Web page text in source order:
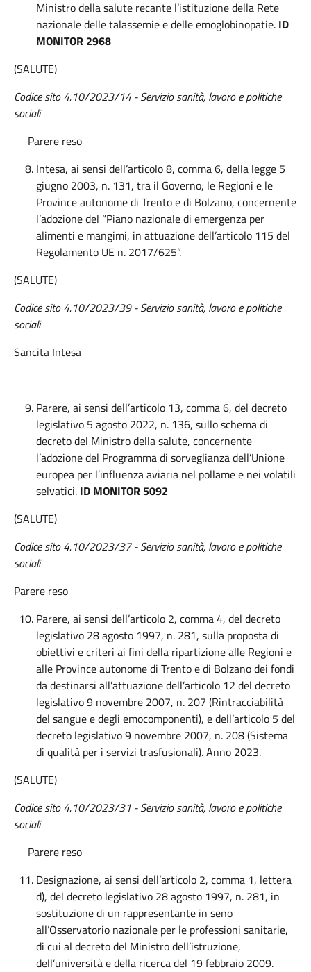
Ministro della salute recante l’istituzione della Rete
nazionale delle talassemie e delle emoglobinopatie. ID
MONITOR 2968
(SALUTE)
Codice sito 4.10/2023/14 - Servizio sanità, lavoro e politiche
sociali
Parere reso
Intesa, ai sensi dell’articolo 8, comma 6, della legge 5
giugno 2003, n. 131, tra il Governo, le Regioni e le
Province autonome di Trento e di Bolzano, concernente
l’adozione del “Piano nazionale di emergenza per
alimenti e mangimi, in attuazione dell’articolo 115 del
Regolamento UE n. 2017/625”.
(SALUTE)
Codice sito 4.10/2023/39- Servizio sanità, lavoro e politiche
sociali
Sancita Intesa
Parere, ai sensi dell’articolo 13, comma 6, del decreto
legislativo 5 agosto 2022, n. 136, sullo schema di
decreto del Ministro della salute, concernente
l’adozione del Programma di sorveglianza dell’Unione
europea per l’influenza aviaria nel pollame e nei volatili
selvatici. ID MONITOR 5092
(SALUTE)
Codice sito 4.10/2023/37- Servizio sanità, lavoro e politiche
sociali
Parere reso
Parere, ai sensi dell’articolo 2, comma 4, del decreto
legislativo 28 agosto 1997, n. 281, sulla proposta di
obiettivi e criteri ai fini della ripartizione alle Regioni e
alle Province autonome di Trento e di Bolzano dei fondi
da destinarsi all’attuazione dell’articolo 12 del decreto
legislativo 9 novembre 2007, n. 207 (Rintracciabilità
del sangue e degli emocomponenti), e dell’articolo 5 del
decreto legislativo 9 novembre 2007, n. 208 (Sistema
di qualità per i servizi trasfusionali). Anno 2023.
(SALUTE)
Codice sito 4.10/2023/31 - Servizio sanità, lavoro e politiche
sociali
Parere reso
Designazione, ai sensi dell’articolo 2, comma 1, lettera
d), del decreto legislativo 28 agosto 1997, n. 281, in
sostituzione di un rappresentante in seno
all’Osservatorio nazionale per le professioni sanitarie,
di cui al decreto del Ministro dell’istruzione,
dell’università e della ricerca del 19 febbraio 2009.